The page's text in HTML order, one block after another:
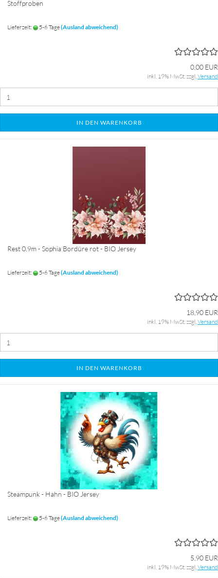
Stoffproben
Lieferzeit: 5-6 Tage(Ausland abweichend)
0,00 EUR
inkl. 19% MwSt. zzgl.Versand
IN DEN WARENKORB
Rest 0.9m - Sophia Bordüre rot - BIO Jersey
Lieferzeit: 5-6 Tage(Ausland abweichend)
18,90 EUR
inkl. 19% MwSt. zzgl.Versand
IN DEN WARENKORB
Steampunk - Hahn - BIO Jersey
Lieferzeit: 5-6 Tage(Ausland abweichend)
5,90 EUR
inkl. 19% MwSt. zzgl.Versand